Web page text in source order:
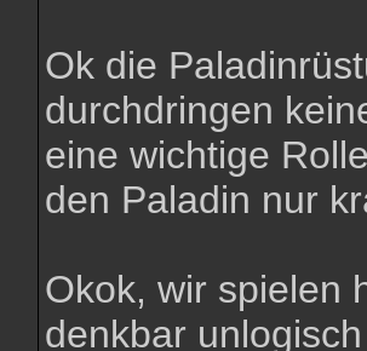
Ok die
durchdringen
eine wichtige
den Paladin nur
Okok, wir spielen
denkbar